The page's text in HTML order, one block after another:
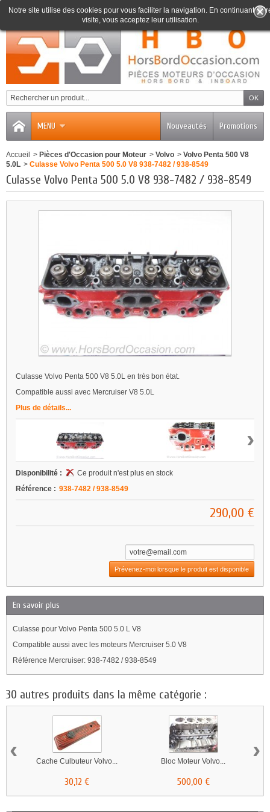
0
MENU Promotions
Nouveautés
Notre site utilise des cookies pour vous faciliter la navigation. En continuant
visite, vous acceptez leur utilisation.
Accueil > Pièces d'Occasion pour Moteur > Volvo > Volvo Penta 500 V8
5.0L > Culasse Volvo Penta 500 5.0 V8 938-7482 / 938-8549
Culasse Volvo Penta 500 5.0 V8 938-7482 / 938-8549
Culasse Volvo Penta 500 V8 5.0L en très bon état.
Compatible aussi avec Mercruiser V8 5.0L
Plus de détails...
›
Disponibilité :
Ce produit n'est plus en stock
Référence : 938-7482 / 938-8549
290,00 €
Prévenez-moi lorsque le produit est disponible
En savoir plus
Culasse pour Volvo Penta 500 5.0 L V8
Compatible aussi avec les moteurs Mercruiser 5.0 V8
Référence Mercruiser: 938-7482 / 938-8549
30 autres produits dans la même catégorie :
Cache Culbuteur Volvo...
30,12 €
Bloc Moteur Volvo...
500,00 €
‹ ›